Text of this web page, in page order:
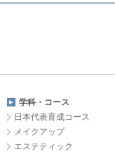
学科・コース
日本代表育成コース
メイクアップ
エステティック